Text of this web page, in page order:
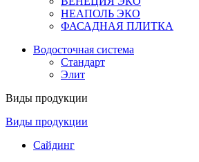
НЕАПОЛЬ ЭКО
ФАСАДНАЯ ПЛИТКА
Водосточная система
Стандарт
Элит
Виды продукции
Виды продукции
Сайдинг